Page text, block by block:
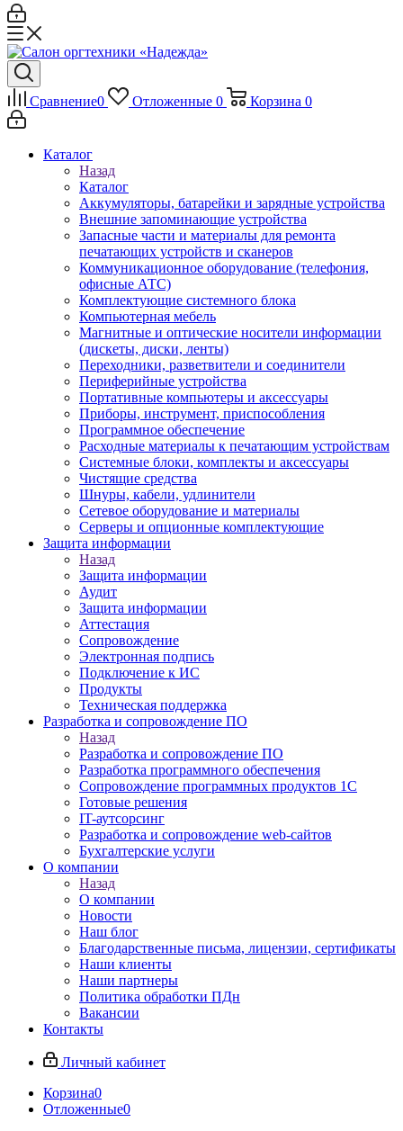
Сравнение0 Отложенные 0 Корзина 0
Каталог
Назад
Каталог
Аккумуляторы, батарейки и зарядные устройства
Внешние запоминающие устройства
Запасные части и материалы для ремонта
печатающих устройств и сканеров
Коммуникационное оборудование (телефония,
офисные АТС)
Комплектующие системного блока
Компьютерная мебель
Магнитные и оптические носители информации
(дискеты, диски, ленты)
Переходники, разветвители и соединители
Периферийные устройства
Портативные компьютеры и аксессуары
Приборы, инструмент, приспособления
Программное обеспечение
Расходные материалы к печатающим устройствам
Системные блоки, комплекты и аксессуары
Чистящие средства
Шнуры, кабели, удлинители
Сетевое оборудование и материалы
Серверы и опционные комплектующие
Защита информации
Назад
Защита информации
Аудит
Защита информации
Аттестация
Сопровождение
Электронная подпись
Подключение к ИС
Продукты
Техническая поддержка
Разработка и сопровождение ПО
Назад
Разработка и сопровождение ПО
Разработка программного обеспечения
Сопровождение программных продуктов 1С
Готовые решения
IT-аутсорсинг
Разработка и сопровождение web-сайтов
Бухгалтерские услуги
О компании
Назад
О компании
Новости
Наш блог
Благодарственные письма, лицензии, сертификаты
Наши клиенты
Наши партнеры
Политика обработки ПДн
Вакансии
Контакты
Личный кабинет
Корзина0
Отложенные0